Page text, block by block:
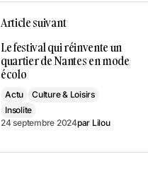
Article suivant
Le festival qui réinvente un
quartier de Nantes en mode
écolo
Actu
Culture & Loisirs
Insolite
24 septembre 2024par Lilou